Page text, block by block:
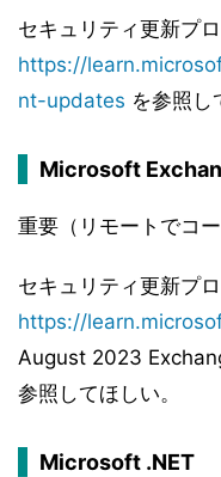
セキュリティ更新プ
https://
nt-updates を参照し
Microsoft
重要（リモートでコ
セキュリティ更新プ
https://
August 2023
参照してほしい。
Microsoft .NET